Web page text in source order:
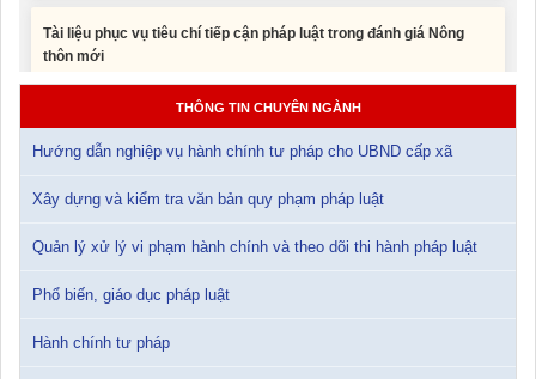
Tài liệu Hội nghị công chức, viên chức và người lao động năm
2025
Tài liệu Hội nghị triển khai công tác tư pháp năm 2026
Sổ tay tìm hiểu các quy định pháp luật về đăng ký doanh nghiệp và
10/01/2026 15:22:31
Đắk Lắk: Quyết tâm thực hiện hiệu quả Kế hoạch phòng, chống
THÔNG TIN CHUYÊN NGÀNH
Hướng dẫn nghiệp vụ hành chính tư pháp cho UBND cấp xã
Xây dựng và kiểm tra văn bản quy phạm pháp luật
Quản lý xử lý vi phạm hành chính và theo dõi thi hành pháp luật
Phổ biến, giáo dục pháp luật
Hành chính tư pháp